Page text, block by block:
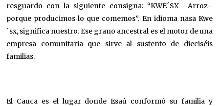
resguardo con la siguiente consigna: “KWE´SX –Arroz–
porque producimos lo que comemos”. En idioma nasa Kwe
´sx, significa nuestro. Ese grano ancestral es el motor de una
empresa comunitaria que sirve al sustento de dieciséis
familias.
El Cauca es el lugar donde Esaú conformó su familia y